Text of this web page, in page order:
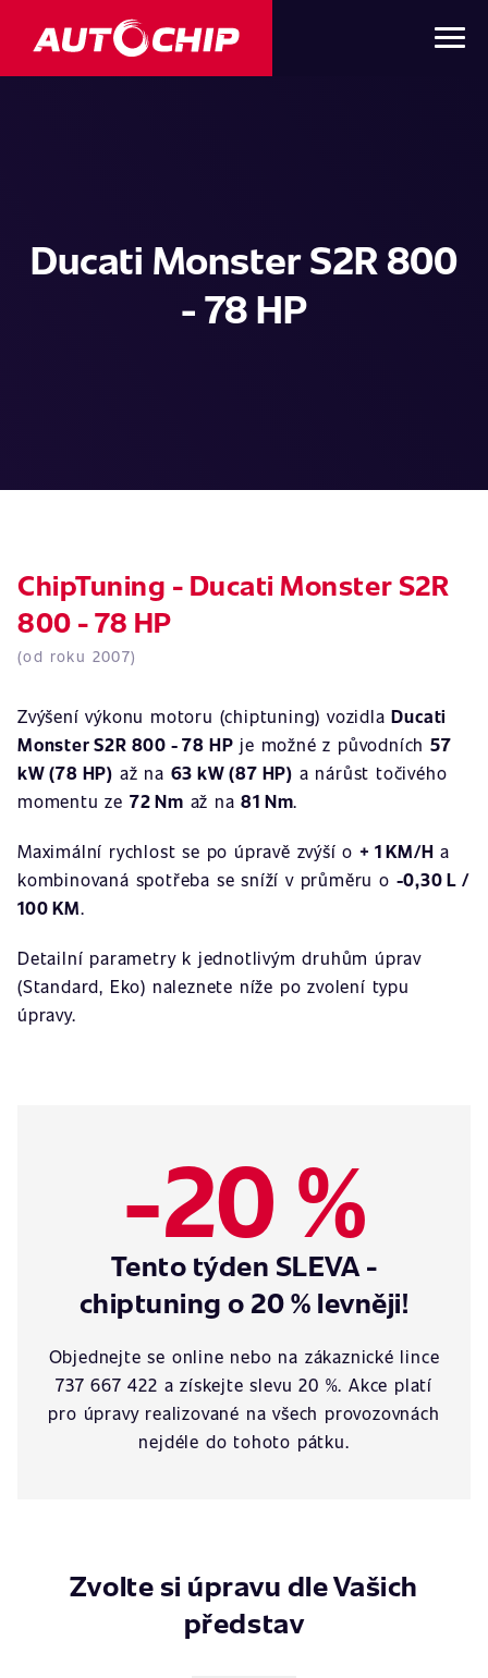
Ducati Monster S2R 800
- 78 HP
ChipTuning - Ducati Monster S2R
800 - 78 HP
(od roku 2007)
Zvýšení výkonu motoru (chiptuning) vozidlaDucati
Monster S2R 800 - 78 HP je možné z původních57
kW (78 HP) až na 63 kW (87 HP) a nárůst točivého
momentu ze 72 Nm až na81 Nm.
Maximální rychlost se po úpravě zvýší o + 1 KM/H a
kombinovaná spotřeba se sníží v průměru o -0,30 L /
100 KM.
Detailní parametry k jednotlivým druhům úprav
(Standard, Eko) naleznete níže po zvolení typu
úpravy.
-20 %
Tento týden SLEVA -
chiptuning o 20 % levněji!
Objednejte se online nebo na zákaznické lince
737 667 422 a získejte slevu 20 %. Akce platí
pro úpravy realizované na všech provozovnách
nejdéle do tohoto pátku.
Zvolte si úpravu dle Vašich
představ